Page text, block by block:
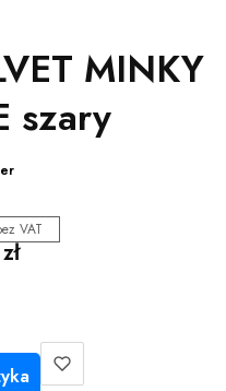
MINKY
szary
VAT